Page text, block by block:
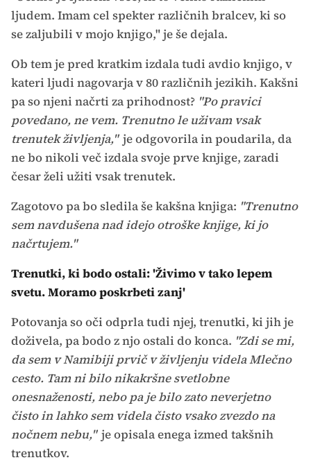
ljudem. Imam cel spekter različnih bralcev, ki so
se zaljubili v mojo knjigo," je še dejala.
Ob tem je pred kratkim izdala tudi avdio knjigo, v
kateri ljudi nagovarja v 80 različnih jezikih. Kakšni
pa so njeni načrti za prihodnost? "Po pravici
povedano, ne vem. Trenutno le uživam vsak
trenutek življenja," je odgovorila in poudarila, da
ne bo nikoli več izdala svoje prve knjige, zaradi
česar želi užiti vsak trenutek.
Zagotovo pa bo sledila še kakšna knjiga: "Trenutno
sem navdušena nad idejo otroške knjige, ki jo
načrtujem."
Trenutki, ki bodo ostali: 'Živimo v tako lepem
svetu. Moramo poskrbeti zanj'
Potovanja so oči odprla tudi njej, trenutki, ki jih je
doživela, pa bodo z njo ostali do konca. "Zdi se mi,
da sem v Namibiji prvič v življenju videla Mlečno
cesto. Tam ni bilo nikakršne svetlobne
onesnaženosti, nebo pa je bilo zato neverjetno
čisto in lahko sem videla čisto vsako zvezdo na
nočnem nebu," je opisala enega izmed takšnih
trenutkov.